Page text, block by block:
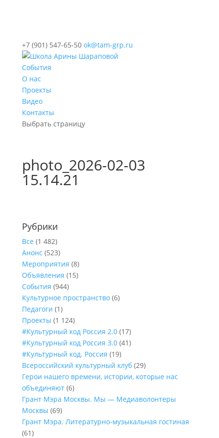
+7 (901) 547-65-50 ok@tam-grp.ru
События
О нас
Проекты
Видео
Контакты
Выбрать страницу
photo_2026-02-03
15.14.21
Рубрики
Все (1 482)
Анонс (523)
Мероприятия (8)
Объявления (15)
События (944)
Культурное пространство(6)
Педагоги (1)
Проекты (1 124)
#Культурный код Россия 2.0(17)
#Культурный код Россия 3.0(41)
#Культурный код. Россия (19)
Всероссийский культурный клуб(29)
Герои нашего времени, истории, которые нас
объединяют(6)
Грант Мэра Москвы. Мы — Медиаволонтеры
Москвы (69)
Грант Мэра. Литературно-музыкальная гостиная
(61)